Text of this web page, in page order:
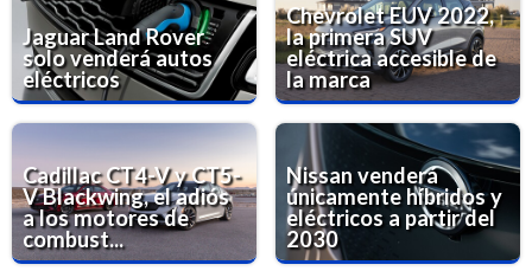
Jaguar Land Rover
solo venderá autos
eléctricos
Chevrolet EUV 2022,
la primera SUV
eléctrica accesible de
la marca
Cadillac CT4-V y CT5-
V Blackwing, el adiós
a los motores de
combust...
Nissan venderá
únicamente híbridos y
eléctricos a partir del
2030